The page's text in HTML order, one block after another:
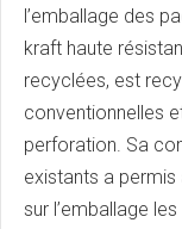
l’emballage des
kraft haute
recyclées, est
conventionnelles
perforation. Sa
existants a permis
sur l’emballage